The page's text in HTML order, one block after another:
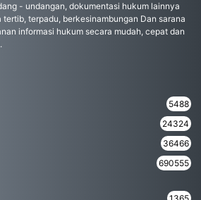
- undangan, dokumentasi hukum lainnya
tertib, terpadu, berkesinambungan Dan sarana
informasi hukum secara mudah, cepat dan
5488
24324
36466
690555